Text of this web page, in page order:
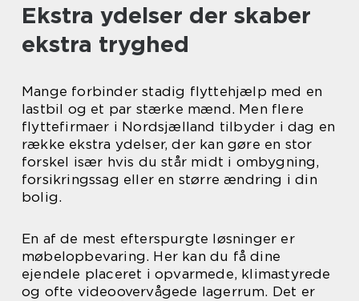
Ekstra ydelser der skaber
ekstra tryghed
Mange forbinder stadig flyttehjælp med en
lastbil og et par stærke mænd. Men flere
flyttefirmaer i Nordsjælland tilbyder i dag en
række ekstra ydelser, der kan gøre en stor
forskel især hvis du står midt i ombygning,
forsikringssag eller en større ændring i din
bolig.
En af de mest efterspurgte løsninger er
møbelopbevaring. Her kan du få dine
ejendele placeret i opvarmede, klimastyrede
og ofte videoovervågede lagerrum. Det er